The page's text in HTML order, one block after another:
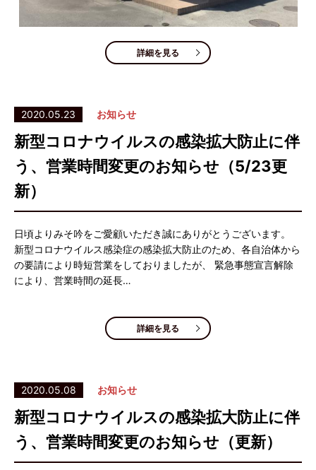
詳細を見る
2020.05.23 お知らせ
新型コロナウイルスの感染拡大防止に伴
う、営業時間変更のお知らせ（5/23更
新）
日頃よりみそ吟をご愛顧いただき誠にありがとうございます。
新型コロナウイルス感染症の感染拡大防止のため、各自治体から
の要請により時短営業をしておりましたが、 緊急事態宣言解除
により、営業時間の延長…
詳細を見る
2020.05.08 お知らせ
新型コロナウイルスの感染拡大防止に伴
う、営業時間変更のお知らせ（更新）